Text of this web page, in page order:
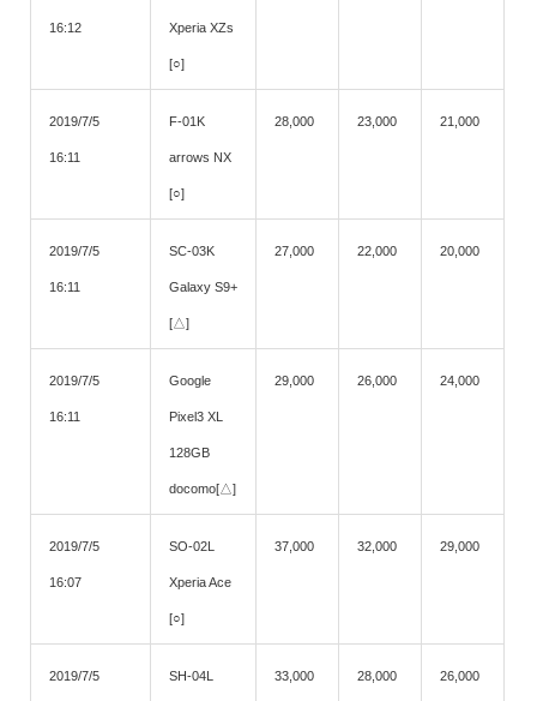
16:12 Xperia XZs
[○]
2019/7/5
16:11
F-01K
arrows NX
[○]
28,000 23,000 21,000
2019/7/5
16:11
SC-03K
Galaxy S9+
[△]
27,000 22,000 20,000
2019/7/5
16:11
Google
Pixel3 XL
128GB
docomo[△]
29,000 26,000 24,000
2019/7/5
16:07
SO-02L
Xperia Ace
[○]
37,000 32,000 29,000
2019/7/5 SH-04L 33,000 28,000 26,000